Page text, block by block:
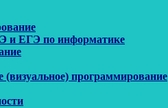
и ЕГЭ по информатике
(визуальное) программирование